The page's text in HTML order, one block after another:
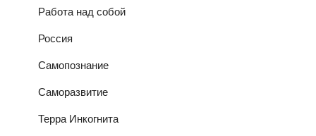
Работа над собой
Россия
Самопознание
Саморазвитие
Терра Инкогнита